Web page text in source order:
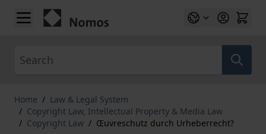
Skip to Content
Home / Law & Legal System
/ Copyright Law, Intellectual Property & Media Law
/ Copyright Law / Œuvreschutz durch Urheberrecht?